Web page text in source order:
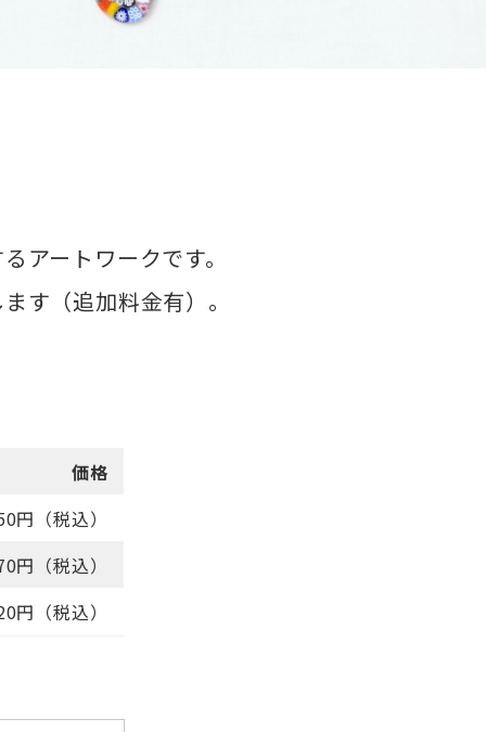
アートワークです。
す（追加料金有）。
価格
円（税込）
円（税込）
円（税込）